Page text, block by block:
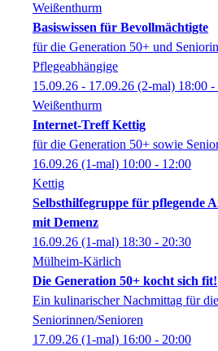
Weißenthurm
Basiswissen für Bevollmächtigte
für die Generation 50+ und
Pflegeabhängige
15.09.26 - 17.09.26 (2-mal) 18:00 -
Weißenthurm
Internet-Treff Kettig
für die Generation 50+ sowie
16.09.26 (1-mal) 10:00 - 12:00
Kettig
Selbsthilfegruppe für pflegende
mit Demenz
16.09.26 (1-mal) 18:30 - 20:30
Mülheim-Kärlich
Die Generation 50+ kocht sich fit!
Ein kulinarischer Nachmittag für
Seniorinnen/Senioren
17.09.26 (1-mal) 16:00 - 20:00